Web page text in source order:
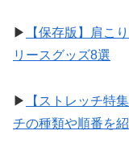
▶︎
【保存版】肩こ
リースグッズ8選
▶︎
【ストレッチ特
チの種類や順番を紹